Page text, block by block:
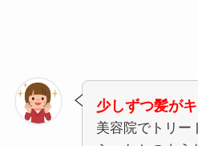
少しずつ髪が
美容院でトリー